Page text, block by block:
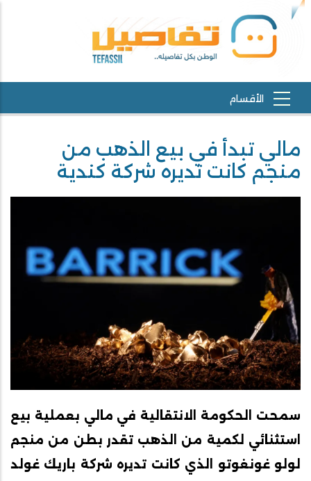
مالي تبدأ في بيع الذهب من
منجم كانت تديره شركة كندية
سمحت الحكومة الانتقالية في مالي بعملية بيع
استثنائي لكمية من الذهب تقدر بطن من منجم
لولو غونغوتو الذي كانت تديره شركة باريك غولد